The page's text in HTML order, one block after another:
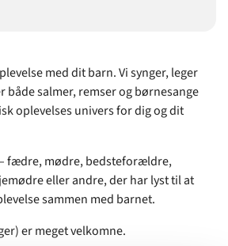
med dit barn. Vi synger, leger
både salmer, remser og børnesange
oplevelses univers for dig og dit
fædre, mødre, bedsteforældre,
eller andre, der har lyst til at
sammen med barnet.
er meget velkomne.